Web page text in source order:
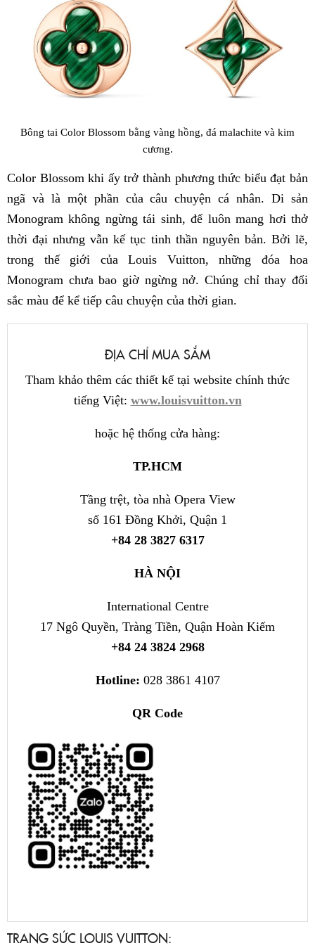
Bông tai Color Blossom bằng vàng hồng, đá malachite và kim
cương.
Color Blossom khi ấy trở thành phương thức biểu đạt bản
ngã và là một phần của câu chuyện cá nhân. Di sản
Monogram không ngừng tái sinh, để luôn mang hơi thở
thời đại nhưng vẫn kế tục tinh thần nguyên bản. Bởi lẽ,
trong thế giới của Louis Vuitton, những đóa hoa
Monogram chưa bao giờ ngừng nở. Chúng chỉ thay đổi
sắc màu để kể tiếp câu chuyện của thời gian.
ĐỊA CHỈ MUA SẮM
Tham khảo thêm các thiết kế tại website chính thức
tiếng Việt: www.louisvuitton.vn
hoặc hệ thống cửa hàng:
TP.HCM
Tầng trệt, tòa nhà Opera View
số 161 Đồng Khởi, Quận 1
+84 28 3827 6317
HÀ NỘI
International Centre
17 Ngô Quyền, Tràng Tiền, Quận Hoàn Kiếm
+84 24 3824 2968
Hotline: 028 3861 4107
QR Code
TRANG SỨC LOUIS VUITTON: